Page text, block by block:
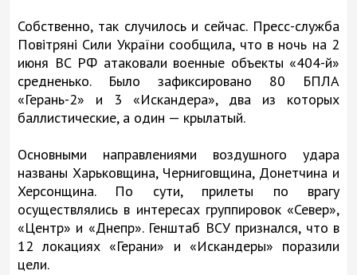
Собственно, так случилось и сейчас. Пресс-служба
Повітряні Сили України сообщила, что в ночь на 2
июня ВС РФ атаковали военные объекты «404-й»
средненько. Было зафиксировано 80 БПЛА
«Герань-2» и 3 «Искандера», два из которых
баллистические, а один — крылатый.
Основными направлениями воздушного удара
названы Харьковщина, Черниговщина, Донетчина и
Херсонщина. По сути, прилеты по врагу
осуществлялись в интересах группировок «Север»,
«Центр» и «Днепр». Генштаб ВСУ признался, что в
12 локациях «Герани» и «Искандеры» поразили
цели.